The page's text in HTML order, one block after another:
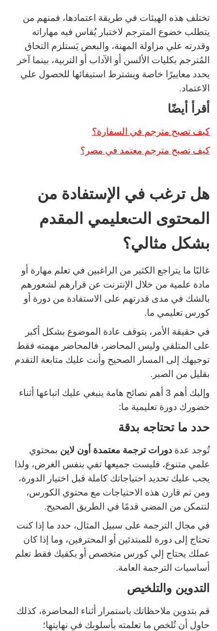
تختلف هذه الهيئات في طريقة اعتمادها، فمنهم من
يتطلب خضوع المترجم لاختبار يُقاس فيه مهاراته
وقدرته علي مزاولة المهنة، والبعض يَستلزم التحاق
المُترجم بكليات الألسن أو الآداب أو التربية، بينما آخر
يحدد معاييرًا خاصة ويشترط استيفائها للحصول علي
الاعتماد.
أقرأ أيضًا
كيف تصبح مترجم في السفارة؟
كيف تصبح مترجم معتمد في مصر؟
هل ترغب في الإستفادة من
المحتوى التعليمي المقدم
بشكل مثالي؟
غالبًا ما يتراجع الكثير من الراغبين في تعلم مهارة أو
مادة علمية من خلال الإنترنت عن قرارهم لشعورهم
بالشك في مدى قدرتهم على الاستفادة من دورة أو
كورس تعليمي ما.
في حقيقة الأمر، يتوقف عادة الموضوع بشكل أكبر
على المتلقي وليس المحاضر، فالمحاضر مهمته فقط
توجيهك إلى المسار الصحيح وأنت عليك متابعة التقدم
بقليل من الصبر.
وإليك أهم 3 أهم نصائح هامة ينبغي عليك اتباعها أثناء
حضورك دورة تعليمية ما:
حدد ما تحتاجه بدقة
تُوجد عدة دورات ترجمة معتمدة أون لاين بمحتوي
علمي متنوع، فليست جميعها تفي بنفس الغرض، ولذا
يجب عليك تحديد احتياجاتك كاملة قبل اختيار الدورة،
ومن ثم قارن هذه الاحتياجات مع محتوي الكورس،
لتتمكن من المضي قدمًا في الطريق الصحيح.
في مجال الترجمة على سبيل المثال، حدد ما إذا كنت
تحتاج إلى دورة للمبتدئين أو المحترفين، وما إذا كان
عملك يحتاج إلي كورس متخصص أو يكفيك فقط تعلم
أساسيات الترجمة العامة.
التدوين والتلخيص
قم بتدوين ملاحظاتك باستمرار أثناء المحاضرة، كذلك
حاول أن تُلخص ما تعلمته بأسلوبك في نهايتها؛